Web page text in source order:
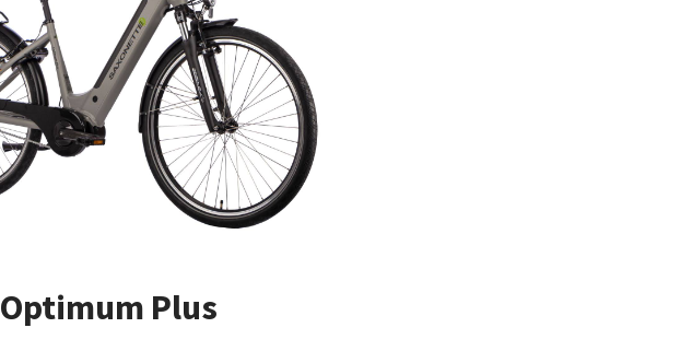
Optimum Plus